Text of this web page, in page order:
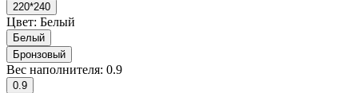
220*240
Цвет: Белый
Белый
Бронзовый
Вес наполнителя: 0.9
0.9